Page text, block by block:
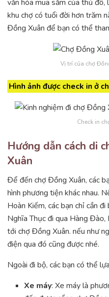
văn hóa mua sắm của thủ
khu chợ có tuổi đời hơn trăm
Đồng Xuân để bạn có thể
Vị trí của chợ
Hình ảnh được check in ở
Check in
Hướng dẫn cách di
Xuân
Để đến chợ Đồng Xuân, các
hình phương tiện khác nhau.
Hoàn Kiếm, các bạn chỉ cần
Nghĩa Thục đi qua Hàng
tới chợ Đồng Xuân. nếu như
điện qua đó cũng được nhé.
Ngoài đi bộ, các bạn có thể
Xe máy: Xe máy là